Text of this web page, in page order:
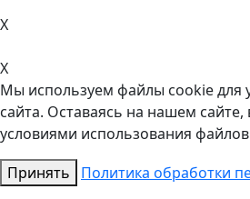
X
X
Мы используем файлы cookie для
сайта. Оставаясь на нашем сайте,
условиями использования
Принять
Политика обработки